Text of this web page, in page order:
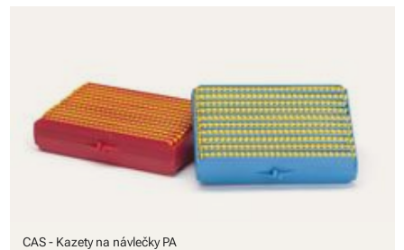
CAS - Kazety na návlečky PA